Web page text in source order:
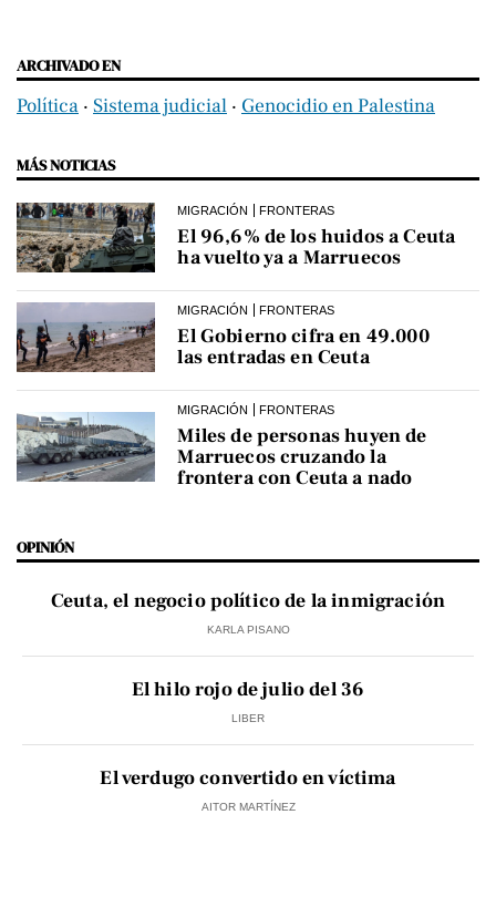
ARCHIVADO EN
Política ‧ Sistema judicial ‧ Genocidio en Palestina
MÁS NOTICIAS
MIGRACIÓN FRONTERAS
El 96,6% de los huidos a Ceuta
ha vuelto ya a Marruecos
MIGRACIÓN FRONTERAS
El Gobierno cifra en 49.000
las entradas en Ceuta
MIGRACIÓN FRONTERAS
Miles de personas huyen de
Marruecos cruzando la
frontera con Ceuta a nado
OPINIÓN
Ceuta, el negocio político de la inmigración
KARLA PISANO
El hilo rojo de julio del 36
LIBER
El verdugo convertido en víctima
AITOR MARTÍNEZ